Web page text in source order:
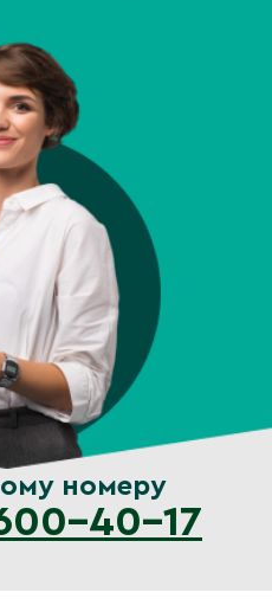
номеру
40-17